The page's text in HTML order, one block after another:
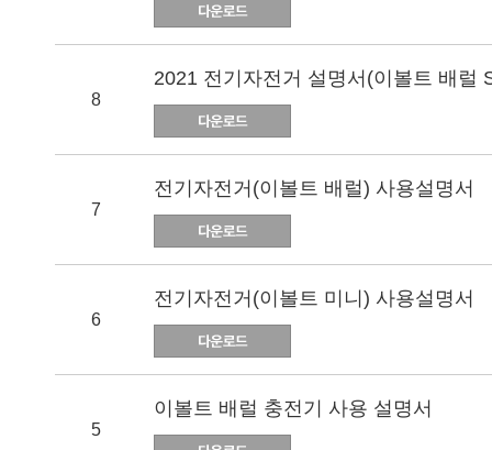
8
2021 전기자전거 설명서(이볼트 배럴
7
전기자전거(이볼트 배럴) 사용설명서
6
전기자전거(이볼트 미니) 사용설명서
5
이볼트 배럴 충전기 사용 설명서